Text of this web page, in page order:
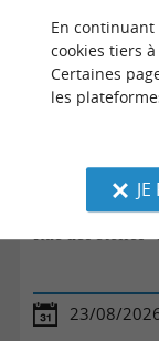
Rue des étoiles
23/08/
En
cookies tiers
Certaines
les